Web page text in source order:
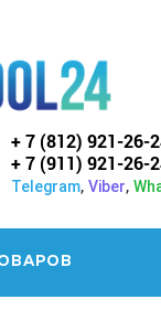
+ 7 (812) 921-26-
+ 7 (911) 921-26-
Telegram, Viber,